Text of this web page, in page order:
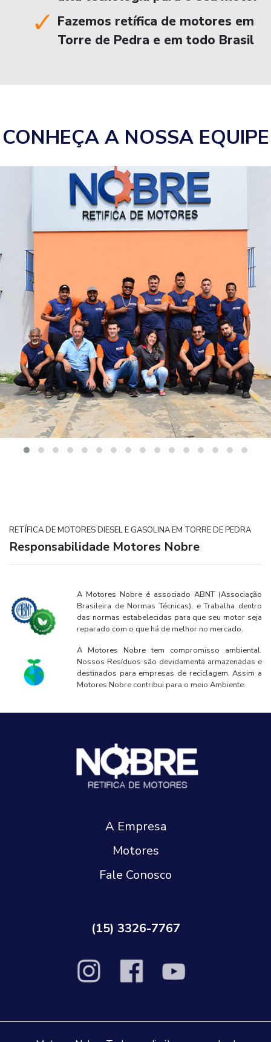
Fazemos retífica de motores em
Torre de Pedra e em todo Brasil
CONHEÇA A NOSSA EQUIPE
RETÍFICA DE MOTORES DIESEL E GASOLINA EM TORRE DE PEDRA
Responsabilidade Motores Nobre
A Motores Nobre é associado ABNT (Associação
Brasileira de Normas Técnicas), e Trabalha dentro
das normas estabelecidas para que seu motor seja
reparado com o que há de melhor no mercado.
A Motores Nobre tem compromisso ambiental.
Nossos Resíduos são devidamenta armazenadas e
destinados para empresas de reciclagem. Assim a
Motores Nobre contribui para o meio Ambiente.
A Empresa
Motores
Fale Conosco
(15) 3326-7767